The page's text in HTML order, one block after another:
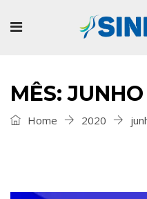
MÊS:
Home 2020